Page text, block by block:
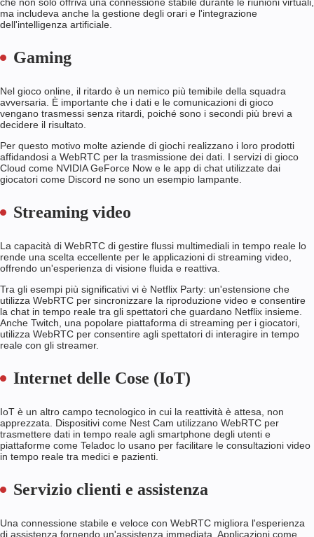
ma includeva anche la gestione degli orari e l'integrazione
dell'intelligenza artificiale.
Gaming
Nel gioco online, il ritardo è un nemico più temibile della squadra
avversaria. È importante che i dati e le comunicazioni di gioco
vengano trasmessi senza ritardi, poiché sono i secondi più brevi a
decidere il risultato.
Per questo motivo molte aziende di giochi realizzano i loro prodotti
affidandosi a WebRTC per la trasmissione dei dati. I servizi di gioco
Cloud come NVIDIA GeForce Now e le app di chat utilizzate dai
giocatori come Discord ne sono un esempio lampante.
Streaming video
La capacità di WebRTC di gestire flussi multimediali in tempo reale lo
rende una scelta eccellente per le applicazioni di streaming video,
offrendo un'esperienza di visione fluida e reattiva.
Tra gli esempi più significativi vi è Netflix Party: un'estensione che
utilizza WebRTC per sincronizzare la riproduzione video e consentire
la chat in tempo reale tra gli spettatori che guardano Netflix insieme.
Anche Twitch, una popolare piattaforma di streaming per i giocatori,
utilizza WebRTC per consentire agli spettatori di interagire in tempo
reale con gli streamer.
Internet delle Cose (IoT)
IoT è un altro campo tecnologico in cui la reattività è attesa, non
apprezzata. Dispositivi come Nest Cam utilizzano WebRTC per
trasmettere dati in tempo reale agli smartphone degli utenti e
piattaforme come Teladoc lo usano per facilitare le consultazioni video
in tempo reale tra medici e pazienti.
Servizio clienti e assistenza
Una connessione stabile e veloce con WebRTC migliora l'esperienza
di assistenza fornendo un'assistenza immediata. Applicazioni come